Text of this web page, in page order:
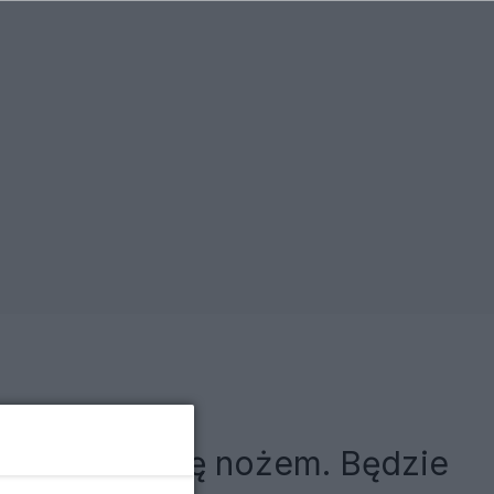
bronił się nożem. Będzie